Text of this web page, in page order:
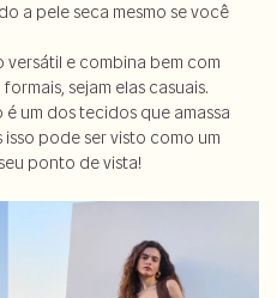
a pele seca mesmo se você
versátil e combina bem com
sejam elas casuais.
é um dos tecidos que amassa
pode ser visto como um
ponto de vista!